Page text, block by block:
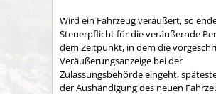
Wird ein Fahrzeug veräußert, so
Steuerpflicht für die veräußernde
dem Zeitpunkt, in dem die
Veräußerungsanzeige bei der
Zulassungsbehörde eingeht,
der Aushändigung des neuen